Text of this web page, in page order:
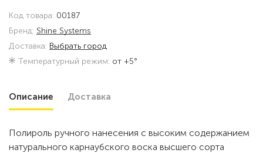
Код товара: 00187
Бренд: Shine Systems
Доставка: Выбрать город
Температурный режим: от +5°
Описание Доставка
Полироль ручного нанесения с высоким содержанием
натурального карнаубского воска высшего сорта